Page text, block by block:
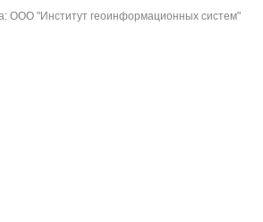
ООО "Институт геоинформационных систем"